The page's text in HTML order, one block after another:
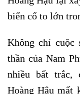
biến cố to lớn
Không chỉ cuộc
thần của Nam
nhiều bất trắc,
Hoàng Hậu mất